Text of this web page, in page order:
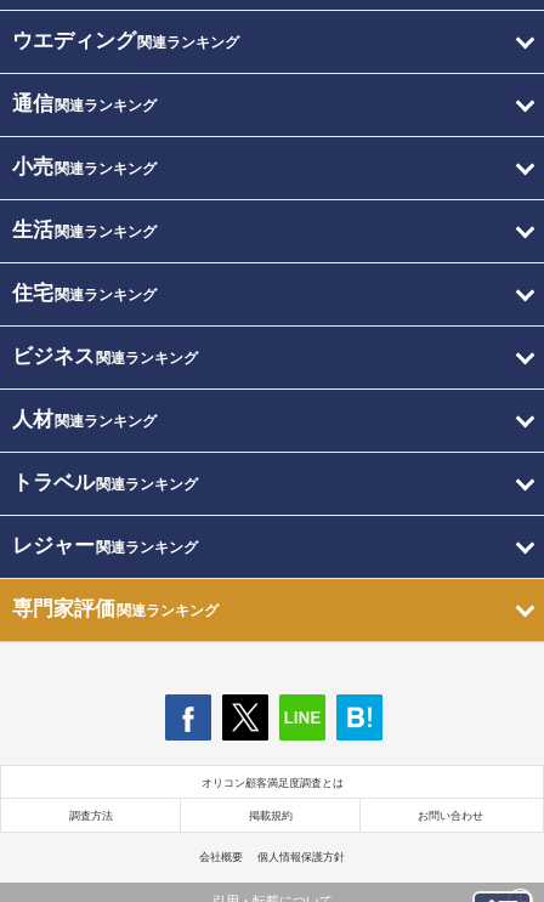
ウエディング関連ランキング
通信関連ランキング
小売関連ランキング
生活関連ランキング
住宅関連ランキング
ビジネス 関連ランキング
人材関連ランキング
トラベル関連ランキング
レジャー関連ランキング
専門家評価関連ランキング
オリコン顧客満足度調査とは
調査方法 掲載規約 お問い合わせ
会社概要 個人情報保護方針